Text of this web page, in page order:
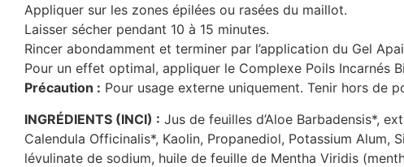
Appliquer sur les zones épilées ou rasées du maillot.
Laisser sécher pendant 10 à 15 minutes.
Rincer abondamment et terminer par l’application du Gel
Pour un effet optimal, appliquer le Complexe Poils Incarnés
Précaution : Pour usage externe uniquement. Tenir hors de
INGRÉDIENTS (INCI) : Jus de feuilles d’Aloe Barbadensis*,
Calendula Officinalis*, Kaolin, Propanediol, Potassium
lévulinate de sodium, huile de feuille de Mentha Viridis